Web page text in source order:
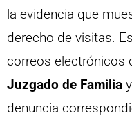
la evidencia que
derecho de visitas.
correos electrónicos
Juzgado de Familia
denuncia